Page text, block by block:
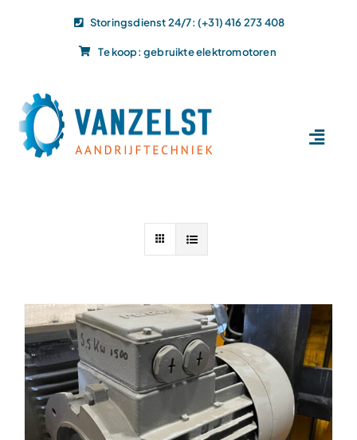
Storingsdienst 24/7: (+31) 416 273 408
Te koop: gebruikte elektromotoren
Dit leveren wij
Actueel
Projecten
Over ons